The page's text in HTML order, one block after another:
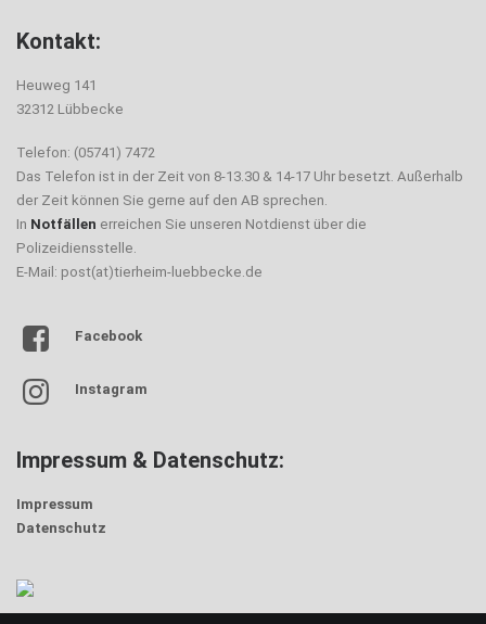
Kontakt:
Heuweg 141
32312 Lübbecke
Telefon: (05741) 7472
Das Telefon ist in der Zeit von 8-13.30 & 14-17 Uhr besetzt. Außerhalb
der Zeit können Sie gerne auf den AB sprechen.
In Notfällen erreichen Sie unseren Notdienst über die
Polizeidiensstelle.
E-Mail: post(at)tierheim-luebbecke.de
Facebook
Instagram
Impressum & Datenschutz:
Impressum
Datenschutz